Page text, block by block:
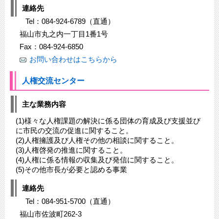
連絡先
Tel：084-924-6789（直通）
福山市丸之内一丁目1番1号
Fax：084-924-6850
お問い合わせはこちらから
人権交流センター
主な業務内容
(1)様々な人権課題の解決に係る団体の育成及び支援並び
に市民の交流の促進に関すること。
(2)人権擁護及び人権その他の相談に関すること。
(3)人権啓発の推進に関すること。
(4)人権に係る情報の収集及び発信に関すること。
(5)その他市長が必要と認める事業
連絡先
Tel：084-951-5700（直通）
福山市佐波町262-3